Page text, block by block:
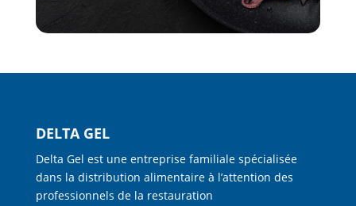
DELTA GEL
Delta Gel est une entreprise familiale spécialisée
dans la distribution alimentaire à l’attention des
professionnels de la restauration